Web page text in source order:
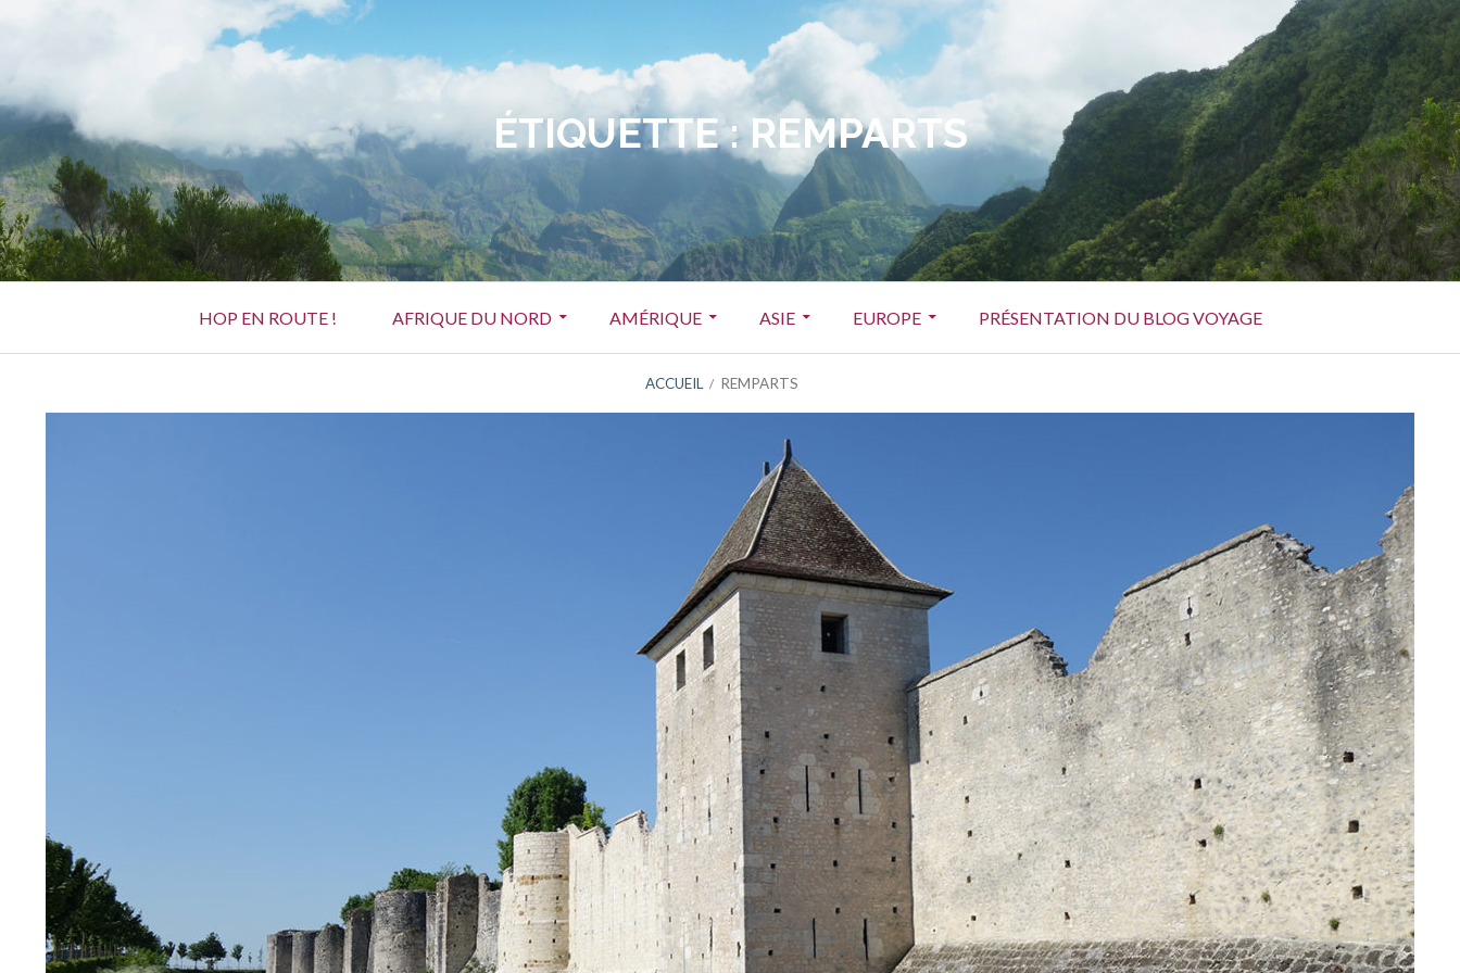
ÉTIQUETTE :REMPARTS
principal
HOP EN ROUTE ! AFRIQUE DU NORD AMÉRIQUE ASIE EUROPE PRÉSENTATION DU BLOG VOYAGE
ACCUEIL REMPARTS